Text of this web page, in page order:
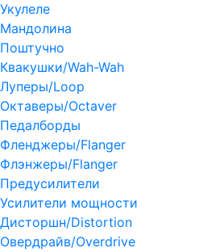
Укулеле
Мандолина
Поштучно
Квакушки/Wah-Wah
Луперы/Loop
Октаверы/Octaver
Педалборды
Фленджеры/Flanger
Флэнжеры/Flanger
Предусилители
Усилители мощности
Дисторшн/Distortion
Овердрайв/Overdrive